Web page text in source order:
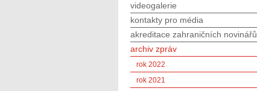
videogalerie
kontakty pro média
akreditace zahraničních novinářů
archiv zpráv
rok 2022
rok 2021